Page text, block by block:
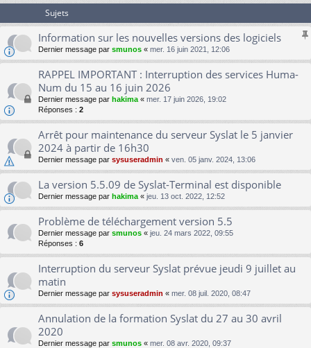
r
Sujets
Information sur les nouvelles versions des logiciels
Dernier message par smunos « mer. 16 juin 2021, 12:06
RAPPEL IMPORTANT : Interruption des services Huma-
Num du 15 au 16 juin 2026
Dernier message par hakima « mer. 17 juin 2026, 19:02
Réponses : 2
Arrêt pour maintenance du serveur Syslat le 5 janvier
2024 à partir de 16h30
Dernier message par sysuseradmin « ven. 05 janv. 2024, 13:06
La version 5.5.09 de Syslat-Terminal est disponible
Dernier message par hakima « jeu. 13 oct. 2022, 12:52
Problème de téléchargement version 5.5
Dernier message par smunos « jeu. 24 mars 2022, 09:55
Réponses : 6
Interruption du serveur Syslat prévue jeudi 9 juillet au
matin
Dernier message par sysuseradmin « mer. 08 juil. 2020, 08:47
Annulation de la formation Syslat du 27 au 30 avril
2020
Dernier message par smunos « mer. 08 avr. 2020, 09:37